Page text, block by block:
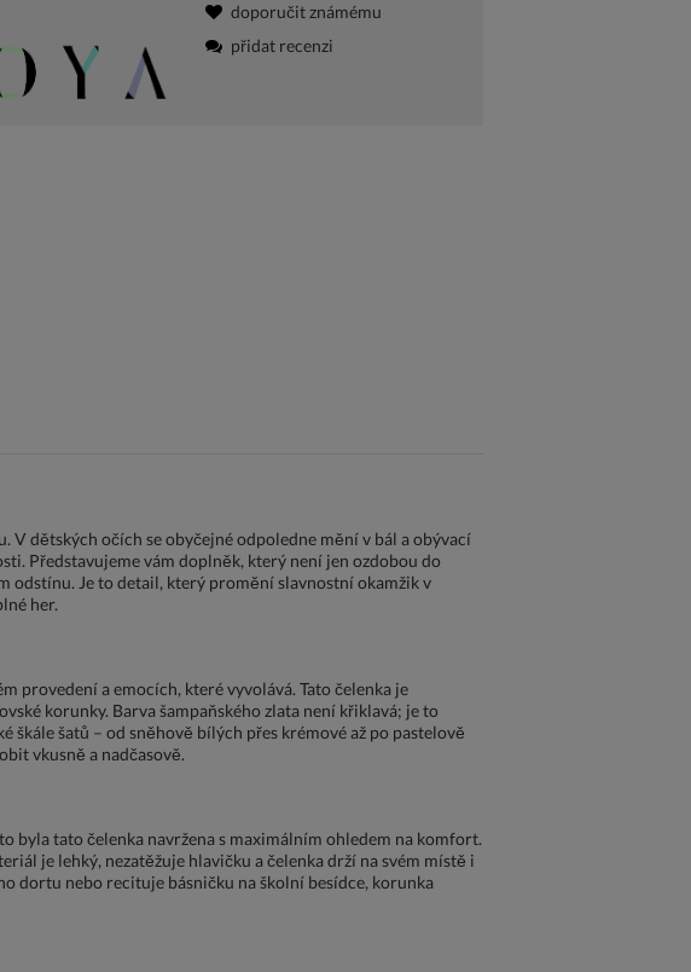
doporučit známému
přidat recenzi
V dětských očích se obyčejné odpoledne mění v bál a obývací
Představujeme vám doplněk, který není jen ozdobou do
odstínu. Je to detail, který promění slavnostní okamžik v
her.
provedení a emocích, které vyvolává. Tato čelenka je
korunky. Barva šampaňského zlata není křiklavá; je to
šatů – od sněhově bílých přes krémové až po pastelově
vkusně a nadčasově.
byla tato čelenka navržena s maximálním ohledem na komfort.
je lehký, nezatěžuje hlavičku a čelenka drží na svém místě i
dortu nebo recituje básničku na školní besídce, korunka